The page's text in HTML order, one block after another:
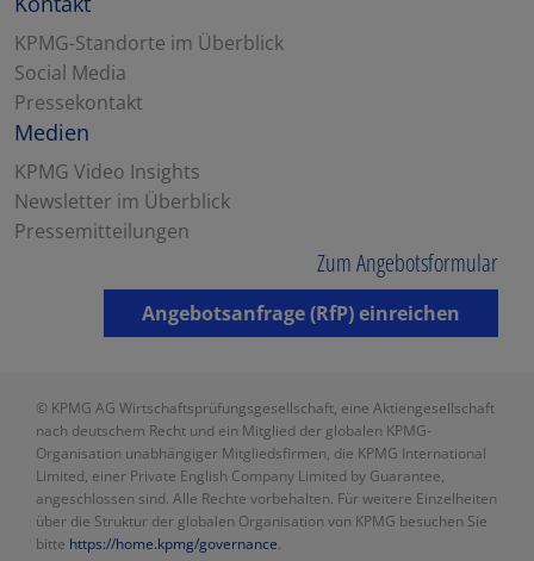
KPMG-Standorte im Überblick
Social Media
Pressekontakt
Medien
KPMG Video Insights
Newsletter im Überblick
Pressemitteilungen
Zum Angebotsformular
Angebotsanfrage (RfP) einreichen
© KPMG AG Wirtschaftsprüfungsgesellschaft, eine Aktiengesellschaft
nach deutschem Recht und ein Mitglied der globalen KPMG-
Organisation unabhängiger Mitgliedsfirmen, die KPMG International
Limited, einer Private English Company Limited by Guarantee,
angeschlossen sind. Alle Rechte vorbehalten. Für weitere Einzelheiten
über die Struktur der globalen Organisation von KPMG besuchen Sie
bitte https://home.kpmg/governance.